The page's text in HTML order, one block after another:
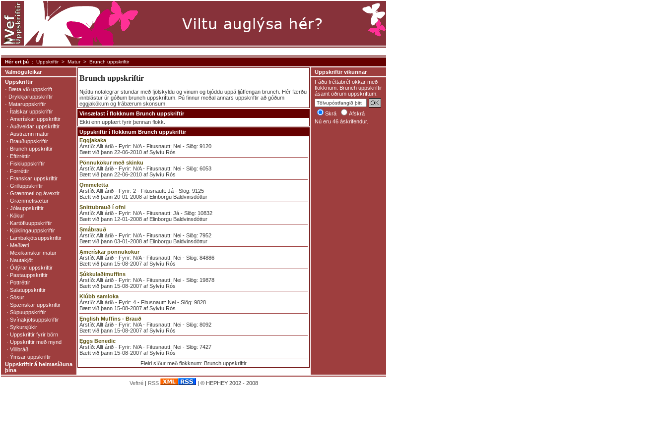
Brunch uppskriftir
Njóttu notalegrar stundar með fjölskyldu og vinum og bjóddu uppá ljúffengan brunch. Hér færðu
innblástur úr góðum brunch uppskriftum. Þú finnur meðal annars uppskriftir að góðum
eggjakökum og frábærum skonsum.
Vinsælast í flokknum Brunch uppskriftir
Ekki enn uppfært fyrir þennan flokk.
Uppskriftir í flokknum Brunch uppskriftir
Eggjakaka
Árstíð: Allt árið - Fyrir: N/A - Fitusnautt: Nei - Slög: 9120
Bætt við þann 22-06-2010 af Sylvíu Rós
Pönnukökur með skinku
Árstíð: Allt árið - Fyrir: N/A - Fitusnautt: Nei - Slög: 6053
Bætt við þann 22-06-2010 af Sylvíu Rós
Ommeletta
Árstíð: Allt árið - Fyrir: 2 - Fitusnautt: Já - Slög: 9125
Bætt við þann 20-01-2008 af Elinborgu Baldvinsdóttur
Snittubrauð í ofni
Árstíð: Allt árið - Fyrir: N/A - Fitusnautt: Já - Slög: 10832
Bætt við þann 12-01-2008 af Elinborgu Baldvinsdóttur
Smábrauð
Árstíð: Allt árið - Fyrir: N/A - Fitusnautt: Nei - Slög: 7952
Bætt við þann 03-01-2008 af Elinborgu Baldvinsdóttur
Amerískar pönnukökur
Árstíð: Allt árið - Fyrir: N/A - Fitusnautt: Nei - Slög: 84886
Bætt við þann 15-08-2007 af Sylvíu Rós
Súkkulaðimuffins
Árstíð: Allt árið - Fyrir: N/A - Fitusnautt: Nei - Slög: 19878
Bætt við þann 15-08-2007 af Sylvíu Rós
Klúbb samloka
Árstíð: Allt árið - Fyrir: 4 - Fitusnautt: Nei - Slög: 9828
Bætt við þann 15-08-2007 af Sylvíu Rós
English Muffins - Brauð
Árstíð: Allt árið - Fyrir: N/A - Fitusnautt: Nei - Slög: 8092
Bætt við þann 15-08-2007 af Sylvíu Rós
Eggs Benedic
Árstíð: Allt árið - Fyrir: N/A - Fitusnautt: Nei - Slög: 7427
Bætt við þann 15-08-2007 af Sylvíu Rós
Fleiri síður með flokknum: Brunch uppskriftir
Uppskriftir vikunnar
Fáðu fréttabréf okkar með
flokknum: Brunch uppskriftir
ásamt öðrum uppskriftum:
Skrá
Afskrá
Nú eru 46 áskrifendur.
Valmöguleikar
Uppskriftir
· Bæta við uppskrift
· Drykkjaruppskriftir
· Mataruppskriftir
· Ítalskar uppskriftir
· Amerískar uppskriftir
· Auðveldar uppskriftir
· Austrænn matur
· Brauðuppskriftir
· Brunch uppskriftir
· Eftirréttir
· Fiskiuppskriftir
· Forréttir
· Franskar uppskriftir
· Grilluppskriftir
· Grænmeti og ávextir
· Grænmetisætur
· Jólauppskriftir
· Kökur
· Kartöfluuppskriftir
· Kjúklingauppskriftir
· Lambakjötsuppskriftir
· Meðlæti
· Mexikanskur matur
· Nautakjöt
· Ódýrar uppskriftir
· Pastauppskriftir
· Pottréttir
· Salatuppskriftir
· Sósur
· Spænskar uppskriftir
· Súpuuppskriftir
· Svínakjötsuppskriftir
· Sykursjúkir
· Uppskriftir fyrir börn
· Uppskriftir með mynd
· Villibráð
· Ýmsar uppskriftir
Uppskriftir á heimasíðuna
þína
Veftré| RSS | © HEPHEY 2002 - 2008
Hér ert þú : Uppskriftir > Matur > Brunch uppskriftir